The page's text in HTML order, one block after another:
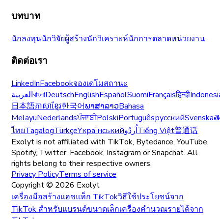
บทบาท
นักลงทุนนักวิจัยผู้สร้างนักวิเคราะห์นักการตลาดหน่วยงาน
ติดต่อเรา
LinkedInFacebookจองเดโมสถานะ
العربيةবাংলাDeutschEnglishEspañolSuomiFrançaisहिन्दी
日本語ភាសាខ្មែរ한국어ພາສາລາວBahasa
MelayuNederlandsਪੰਜਾਬੀPolskiPortuguêsрусскийSvenska
ไทยTagalogTürkçeYкраїнськийاُردُوTiếng Việt普通话
Exolyt is not affiliated with TikTok, Bytedance, YouTube,
Spotify, Twitter, Facebook, Instagram or Snapchat. All
rights belong to their respective owners.
Privacy PolicyTerms of service
Copyright © 2026 Exolyt
เครื่องมือสร้างแฮชแท็ก TikTokวิธีใช้ประโยชน์จาก
TikTok สำหรับแบรนด์ขนาดเล็กเครื่องคำนวณรายได้จาก